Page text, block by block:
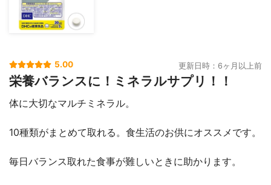
5.00 更新日時：6ヶ月以上前
栄養バランスに！ミネラルサプリ！！
体に大切なマルチミネラル。
10種類がまとめて取れる。食生活のお供にオススメです。
毎日バランス取れた食事が難しいときに助かります。